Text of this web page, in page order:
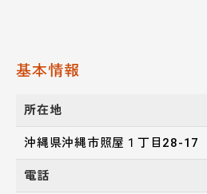
基本情報
所在地
沖縄県沖縄市照屋１丁目28-17
電話